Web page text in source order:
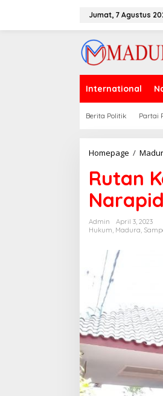
Jumat, 7 Agustus
International
Berita Politik Partai
Homepage /
Rutan
Admin
April 3, 2023
Hukum, Madura,